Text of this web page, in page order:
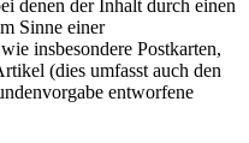
denen der Inhalt durch einen
Sinne einer
insbesondere Postkarten,
(dies umfasst auch den
entworfene